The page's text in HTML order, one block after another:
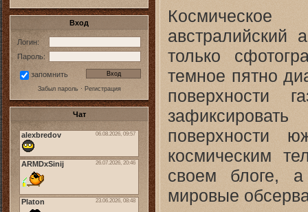
Вход
Логин:
Пароль:
запомнить
Забыл пароль· Регистрация
Чат
австралийский
только
темное пятно
поверхности
поверхности
космическим
своем блоге,
мировые